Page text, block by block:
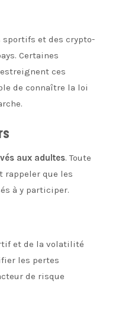
sportifs et des crypto-
Certaines
ces
de connaître la loi
aux adultes. Toute
rappeler que les
à y participer.
et de la volatilité
les pertes
de risque